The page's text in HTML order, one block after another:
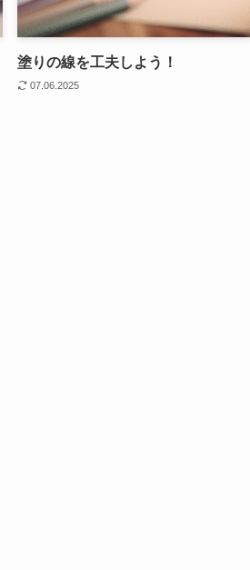
塗りの線を工夫しよう！
07.06.2025